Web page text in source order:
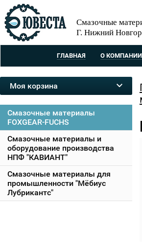
Смазочные
Г. Нижний
ГЛАВНАЯ О КОМПАНИИ
Моя корзина
Смазочные материалы
FOXGEAR-FUCHS
Смазочные материалы и
оборудование производства
НПФ "КАВИАНТ"
Смазочные материалы для
промышленности "Мёбиус
Лубрикантс"